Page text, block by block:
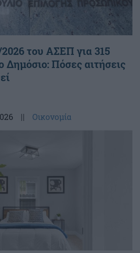
του ΑΣΕΠ για 315
Δημόσιο: Πόσες αιτήσεις
|| Οικονομία